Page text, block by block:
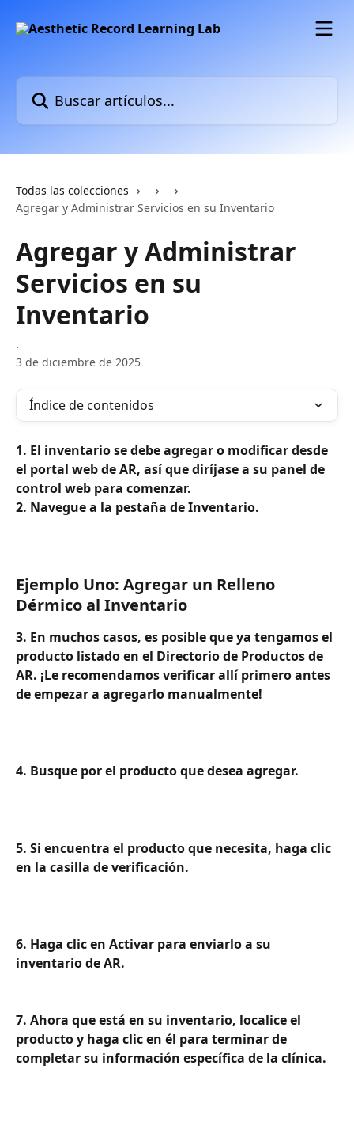
Buscar artículos...
Todas las colecciones
Agregar y Administrar Servicios en su Inventario
Agregar y Administrar
Servicios en su
Inventario
.
3 de diciembre de 2025
Índice de contenidos
1. El inventario se debe agregar o modificar desde
el portal web de AR, así que diríjase a su panel de
control web para comenzar.
2. Navegue a la pestaña de Inventario.
Ejemplo Uno: Agregar un Relleno
Dérmico al Inventario
3. En muchos casos, es posible que ya tengamos el
producto listado en el Directorio de Productos de
AR. ¡Le recomendamos verificar allí primero antes
de empezar a agregarlo manualmente!
4. Busque por el producto que desea agregar.
5. Si encuentra el producto que necesita, haga clic
en la casilla de verificación.
6. Haga clic en Activar para enviarlo a su
inventario de AR.
7. Ahora que está en su inventario, localice el
producto y haga clic en él para terminar de
completar su información específica de la clínica.